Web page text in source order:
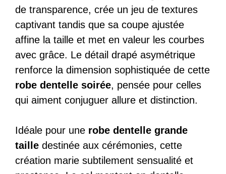
de transparence, crée un jeu de textures
captivant tandis que sa coupe ajustée
affine la taille et met en valeur les courbes
avec grâce. Le détail drapé asymétrique
renforce la dimension sophistiquée de cette
robe dentelle soirée, pensée pour celles
qui aiment conjuguer allure et distinction.
Idéale pour une robe dentelle grande
taille destinée aux cérémonies, cette
création marie subtilement sensualité et